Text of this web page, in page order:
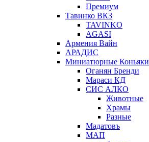
Премиум
Тавинко ВКЗ
TAVINKO
AGASI
Армения Вайн
АРАДИС
Миниатюрные Коньяки
Оганян Бренди
Мараси КД
СИС АЛКО
Животные
Храмы
Разные
Мадатовъ
МАП